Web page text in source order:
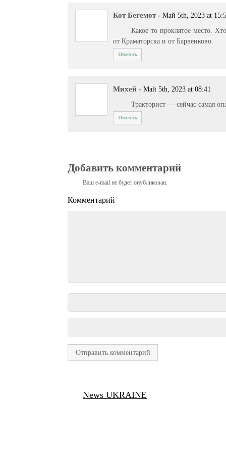
Кот Бегемот - Май 5th, 2023 at
Какое то проклятое место.
от Краматорска и от Барвенково.
Ответить
Михей - Май 5th, 2023 at 08:41
Тракторист — сейчас самая
Ответить
Добавить комментарий
Ваш e-mail не будет опубликован.
Комментарий
News UKRAINE